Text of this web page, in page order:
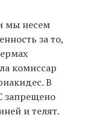
мы несем
за то,
комиссар
В
запрещено
и телят.